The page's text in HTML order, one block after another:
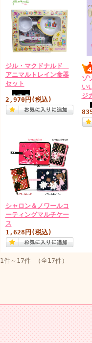
ジル・マクドナルド
アニマルトレイン食器
セット
2,970円(税込)
ゾ
い
ジ
シャロン＆ノワールコ
ーティングマルチケー
ス
1,628円(税込)
1件～17件 （全17件）